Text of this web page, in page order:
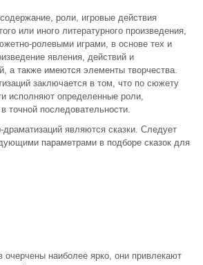
роли, игровые действия
или иного литературного произведения,
ролевыми играми, в основе тех и
явления, действий и
а также имеются элементы творчества.
заключается в том, что по сюжету
исполняют определенные роли,
точной последовательности.
драматизаций являются сказки. Следует
параметрами в подборе сказок для
очерчены наиболее ярко, они привлекают